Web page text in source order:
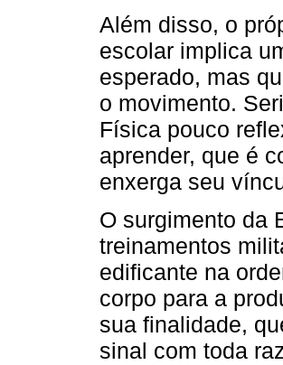
Além disso, o
escolar implica
esperado, mas
o movimento.
Física pouco
aprender, que é
enxerga seu
O surgimento da
treinamentos
edificante na
corpo para a
sua finalidade,
sinal com toda